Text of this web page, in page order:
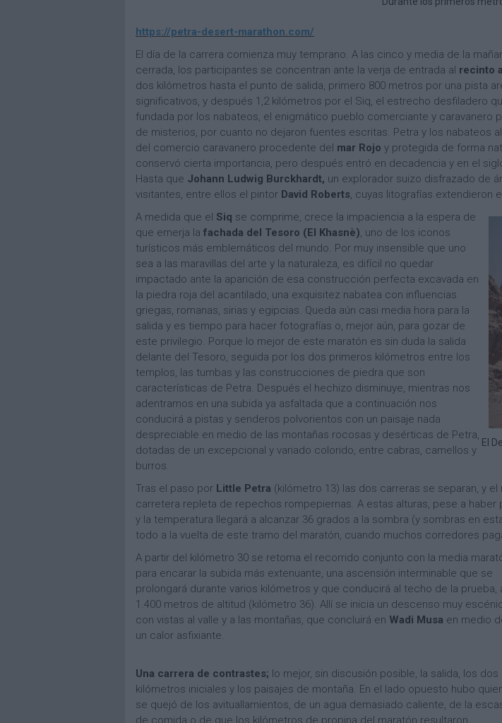
https://petra-desert-marathon.com/
El día de la carrera comienza muy temprano. A las cinco y media de la
cerrada, los participantes se concentran ante la verja de entrada al recinto
dos kilómetros hasta el punto de salida, primero 800 metros por una pista
significativos, y después 1,2 kilómetros por el Siq, el estrecho desfiladero
fundada por los nabateos, el enigmático pueblo comerciante y
de misterios, por cuanto no dejaron fuentes escritas. Petra y los nabateos
del comercio caravanero procedente del mar Rojo y protegida de forma
conservó cierta importancia, pero después entró en decadencia y en el
Hasta que Johann Ludwig Burckhardt, un explorador suizo disfrazado de
visitantes, entre ellos el pintor David Roberts, cuyas litografías extendieron
El
A medida que el Siq se comprime, crece la impaciencia a la espera de
que emerja la fachada del Tesoro (El Khasnè), uno de los iconos
turísticos más emblemáticos del mundo. Por muy insensible que uno
sea a las maravillas del arte y la naturaleza, es difícil no quedar
impactado ante la aparición de esa construcción perfecta excavada en
la piedra roja del acantilado, una exquisitez nabatea con influencias
griegas, romanas, sirias y egipcias. Queda aún casi media hora para la
salida y es tiempo para hacer fotografías o, mejor aún, para gozar de
este privilegio. Porque lo mejor de este maratón es sin duda la salida
delante del Tesoro, seguida por los dos primeros kilómetros entre los
templos, las tumbas y las construcciones de piedra que son
características de Petra. Después el hechizo disminuye, mientras nos
adentramos en una subida ya asfaltada que a continuación nos
conducirá a pistas y senderos polvorientos con un paisaje nada
despreciable en medio de las montañas rocosas y desérticas de Petra,
dotadas de un excepcional y variado colorido, entre cabras, camellos y
burros.
Tras el paso por Little Petra (kilómetro 13) las dos carreras se separan, y
carretera repleta de repechos rompepiernas. A estas alturas, pese a
y la temperatura llegará a alcanzar 36 grados a la sombra (y sombras en
todo a la vuelta de este tramo del maratón, cuando muchos corredores
A partir del kilómetro 30 se retoma el recorrido conjunto con la media
para encarar la subida más extenuante, una ascensión interminable que se
prolongará durante varios kilómetros y que conducirá al techo de la prueba,
1.400 metros de altitud (kilómetro 36). Allí se inicia un descenso muy
con vistas al valle y a las montañas, que concluirá en Wadi Musa en medio
un calor asfixiante.
Una carrera de contrastes; lo mejor, sin discusión posible, la salida, los dos
kilómetros iniciales y los paisajes de montaña. En el lado opuesto hubo
se quejó de los avituallamientos, de un agua demasiado caliente, de la
de comida o de que los kilómetros de propina del maratón resultaron